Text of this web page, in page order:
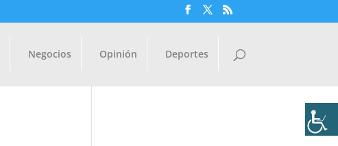
Negocios Opinión Deportes